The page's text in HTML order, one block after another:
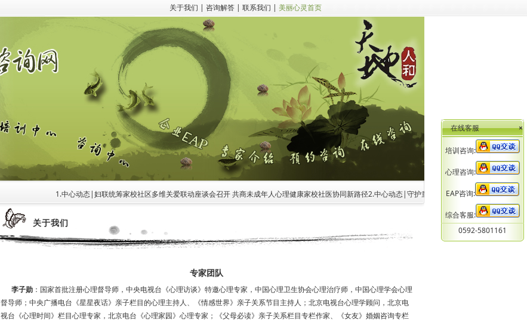
关于我们 | 咨询解答 | 联系我们 | 美丽心灵首页
1.中心动态|妇联统筹家校社区多维关爱联动座谈会召开 共商未成年人心理健康家校社医协同新路径2.中心动态|守护童心再蓄力！市妇联实地督导公益项目
关于我们
专家团队
李子勋 ：国家首批注册心理督导师，中央电视台《心理访谈》特邀心理专家，中国心理卫生协会心理治疗师，中国心理学会心理
督导师；中央广播电台《星星夜话》亲子栏目的心理主持人、《情感世界》亲子关系节目主持人；北京电视台心理学顾问，北京电
视台《心理时间》栏目心理专家，北京电台《心理家园》心理专家；《父母必读》亲子关系栏目专栏作家、《女友》婚姻咨询专栏
在线客服 ×
培训咨询:
心理咨询:
EAP咨询:
综合客服:
0592-5801161